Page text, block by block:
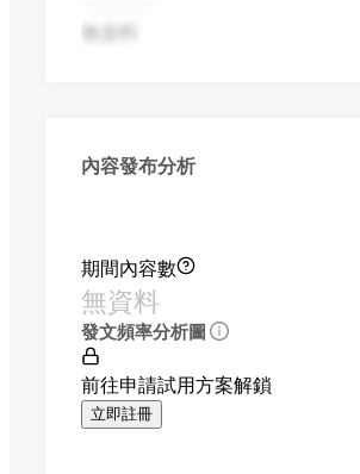
無資料
內容發布分析
期間內容數
無資料
發文頻率分析圖
前往申請試用方案解鎖
立即註冊